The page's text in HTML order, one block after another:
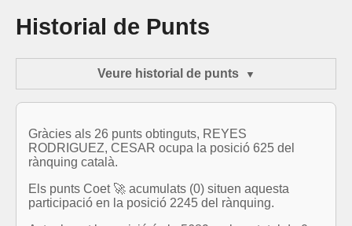
Historial de Punts
Veure historial de punts
Gràcies als 26 punts obtinguts, REYES
RODRIGUEZ, CESAR ocupa la posició 625 del
rànquing català.
Els punts Coet 🚀 acumulats (0) situen aquesta
participació en la posició 2245 del rànquing.